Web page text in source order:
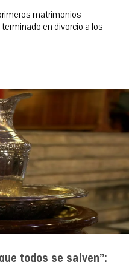
matrimonios
en divorcio a los